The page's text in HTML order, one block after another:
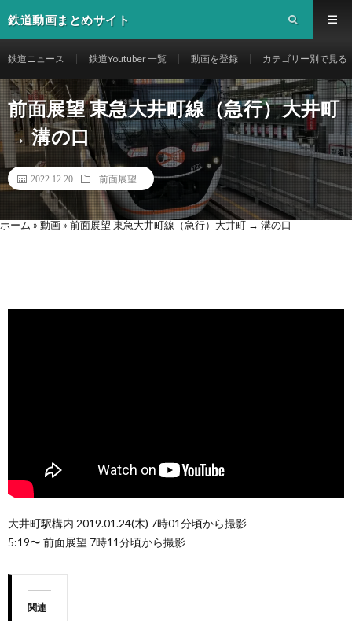
鉄道動画まとめサイト
鉄道ニュース 鉄道Youtuber 一覧 動画を登録 カテゴリー別で見る
前面展望 東急大井町線（急行）大井町
→ 溝の口
2022.12.20 前面展望
ホーム » 動画 » 前面展望 東急大井町線（急行）大井町 → 溝の口
大井町駅構内 2019.01.24(木) 7時01分頃から撮影
5:19〜 前面展望 7時11分頃から撮影
関連